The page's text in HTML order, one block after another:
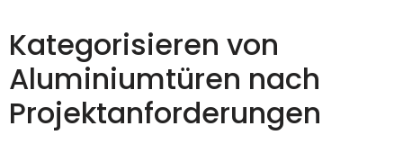
Kategorisieren von
Aluminiumtüren nach
Projektanforderungen